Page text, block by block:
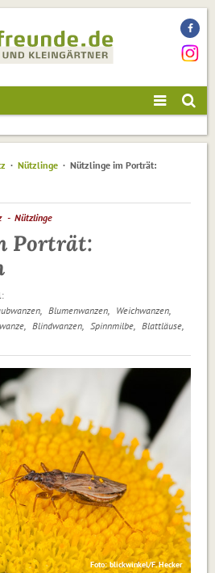
Nützlinge
Nützlinge im Porträt:
Nützlinge
Porträt:
Blumenwanzen
Weichwanzen
Blindwanzen Spinnmilbe
Blattläuse
Foto: blickwinkel/F. Hecker